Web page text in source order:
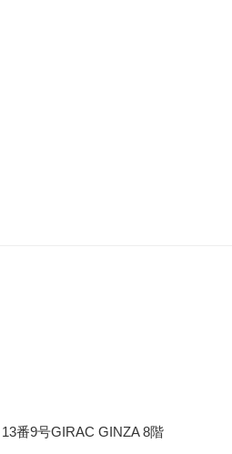
13番9号GIRAC GINZA 8階